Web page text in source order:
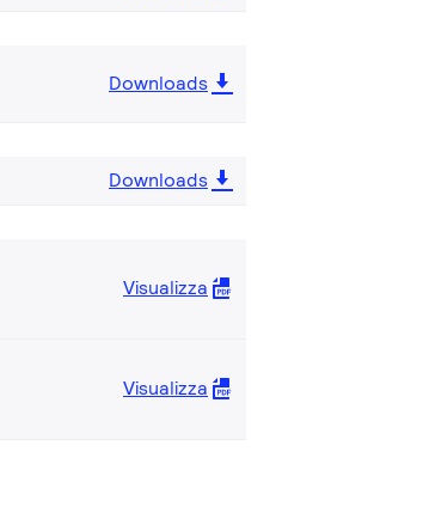
Downloads
Downloads
Visualizza
Visualizza